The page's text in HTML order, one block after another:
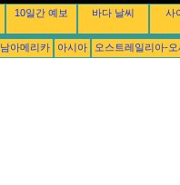
10일간 예보 바다 날씨 사
남아메리카 아시아 오스트레일리아-